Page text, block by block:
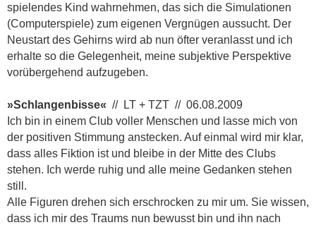
spielendes Kind wahrnehmen, das sich die Simulationen
(Computerspiele) zum eigenen Vergnügen aussucht. Der
Neustart des Gehirns wird ab nun öfter veranlasst und ich
erhalte so die Gelegenheit, meine subjektive Perspektive
vorübergehend aufzugeben.
»Schlangenbisse« // LT + TZT // 06.08.2009
Ich bin in einem Club voller Menschen und lasse mich von
der positiven Stimmung anstecken. Auf einmal wird mir klar,
dass alles Fiktion ist und bleibe in der Mitte des Clubs
stehen. Ich werde ruhig und alle meine Gedanken stehen
still.
Alle Figuren drehen sich erschrocken zu mir um. Sie wissen,
dass ich mir des Traums nun bewusst bin und ihn nach